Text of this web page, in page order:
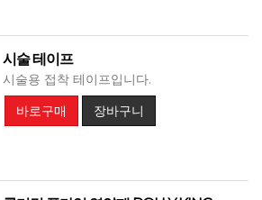
시술 테이프
시술용 접착 테이프입니다.
바로구매
장바구니